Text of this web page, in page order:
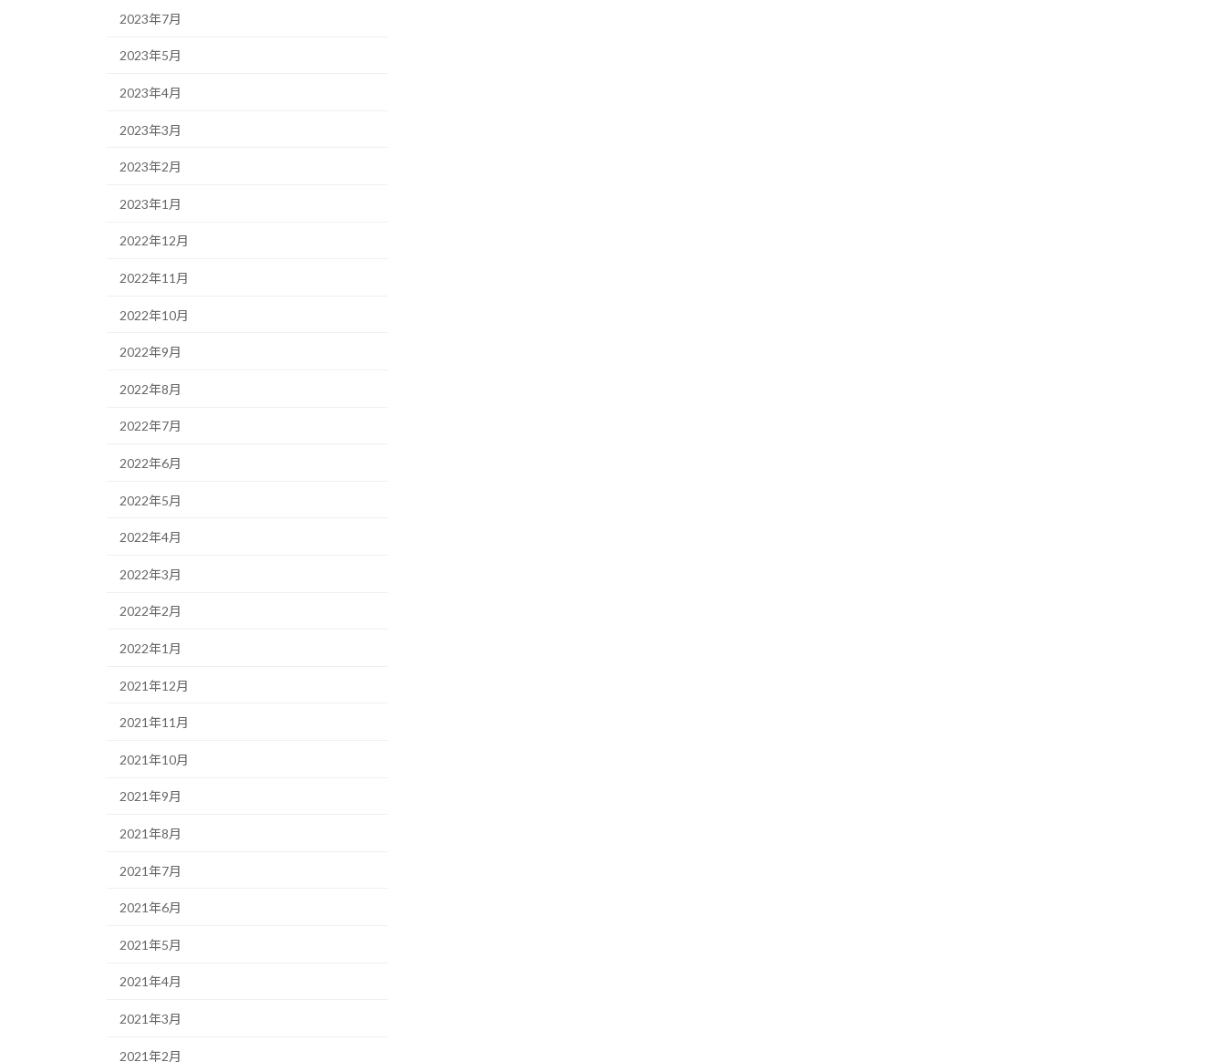
2023年7月
2023年5月
2023年4月
2023年3月
2023年2月
2023年1月
2022年12月
2022年11月
2022年10月
2022年9月
2022年8月
2022年7月
2022年6月
2022年5月
2022年4月
2022年3月
2022年2月
2022年1月
2021年12月
2021年11月
2021年10月
2021年9月
2021年8月
2021年7月
2021年6月
2021年5月
2021年4月
2021年3月
2021年2月